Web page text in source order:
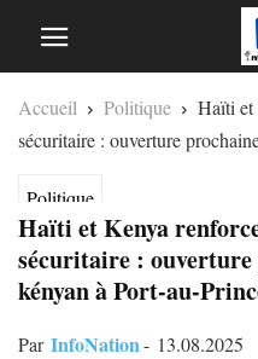
Accueil Politique
Haïti et
sécuritaire : ouverture
Politique
Haïti et Kenya
sécuritaire : ouverture
kényan à Port-au-
Par InfoNation- 13.08.2025